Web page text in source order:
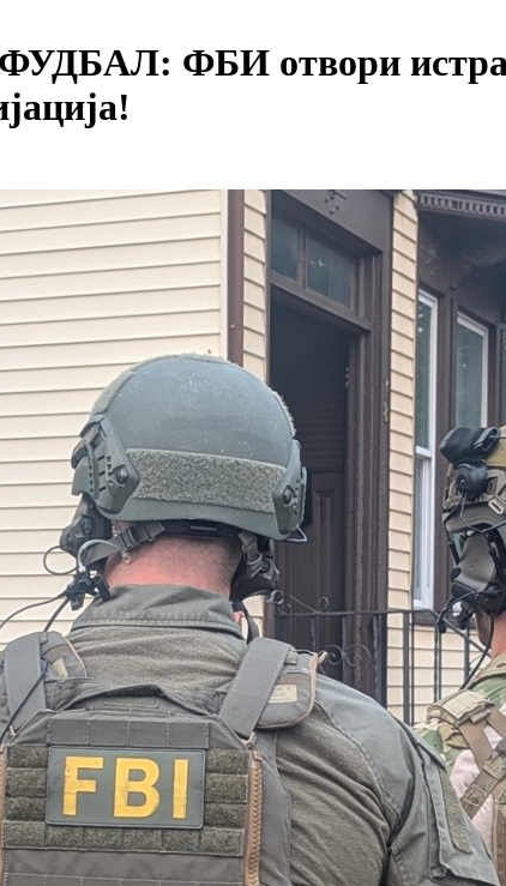
ФБИ отвори истрага